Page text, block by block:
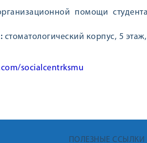
помощи
стоматологический корпус, 5
socialcentrksmu
ПОЛЕЗНЫЕ ССЫЛКИ